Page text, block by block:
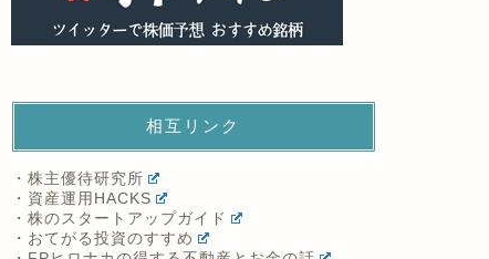
相互リンク
・株主優待研究所
・資産運用HACKS
・株のスタートアップガイド
・おてがる投資のすすめ